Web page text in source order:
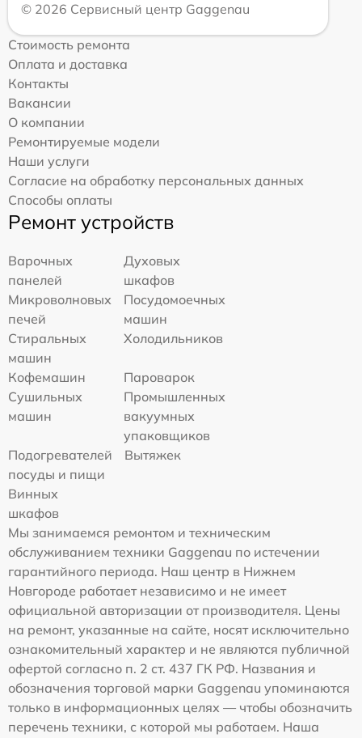
© 2026 Сервисный центр Gaggenau
Стоимость ремонта
Оплата и доставка
Контакты
Вакансии
О компании
Ремонтируемые модели
Наши услуги
Согласие на обработку персональных данных
Способы оплаты
Ремонт устройств
Варочных
панелей
Духовых
шкафов
Микроволновых
печей
Посудомоечных
машин
Стиральных
машин
Холодильников
Кофемашин
Пароварок
Сушильных
машин
Промышленных
вакуумных
упаковщиков
Подогревателей
посуды и пищи
Вытяжек
Винных
шкафов
Мы занимаемся ремонтом и техническим
обслуживанием техники Gaggenau по истечении
гарантийного периода. Наш центр в Нижнем
Новгороде работает независимо и не имеет
официальной авторизации от производителя. Цены
на ремонт, указанные на сайте, носят исключительно
ознакомительный характер и не являются публичной
офертой согласно п. 2 ст. 437 ГК РФ. Названия и
обозначения торговой марки Gaggenau упоминаются
только в информационных целях — чтобы обозначить
перечень техники, с которой мы работаем. Наша